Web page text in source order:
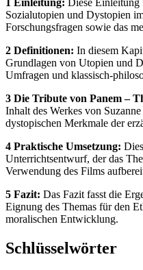
1 Einleitung: Diese
Sozialutopien und Dystopien
Forschungsfragen sowie das
2 Definitionen: In diesem
Grundlagen von Utopien und
Umfragen und klassisch-
3 Die Tribute von Panem –
Inhalt des Werkes von
dystopischen Merkmale der
4 Praktische Umsetzung:
Unterrichtsentwurf, der das
Verwendung des Films
5 Fazit: Das Fazit fasst die
Eignung des Themas für den
moralischen Entwicklung.
Schlüsselwörter